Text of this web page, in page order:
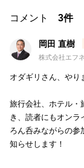
コメント 3件
岡田 直樹
株式会社エフ
オダギリさん、やり
旅行会社、ホテル・
き、読者にもオン
ろん呑みながらの参
知らせします！